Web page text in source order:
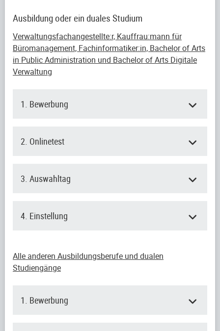
Ausbildung oder ein duales Studium
Verwaltungsfachangestellte:r, Kauffrau:mann für
Büromanagement, Fachinformatiker:in, Bachelor of Arts
in Public Administration und Bachelor of Arts Digitale
Verwaltung
1. Bewerbung
2. Onlinetest
3. Auswahltag
4. Einstellung
Alle anderen Ausbildungsberufe und dualen
Studiengänge
1. Bewerbung